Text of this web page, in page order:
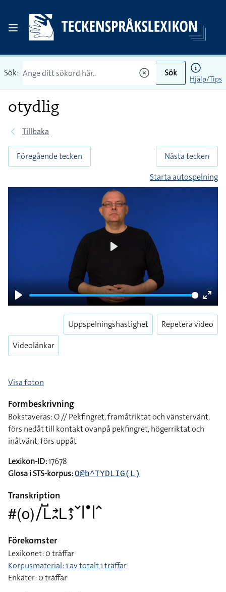
Sök: Sök
Hjälp/Tips
otydlig
Tillbaka
Föregående tecken
Nästa tecken
Starta autospelning
Play
Enter
Videolänkar
Uppspelningshastighet Repetera video
Visa foton
Formbeskrivning
Bokstaveras: O // Pekfingret, framåtriktat och vänstervänt,
förs nedåt till kontakt ovanpå pekfingret, högerriktat och
inåtvänt, förs uppåt
Lexikon-ID:17678
Glosa i STS-korpus:O@b^TYDLIG(L)
Transkription
#(o)􌥠􌥈􌤹􌥔􌥘􌥈􌤴􌤶􌥧􌥼􌤟􌥼􌥦
Förekomster
Lexikonet: 0 träffar
Korpusmaterial: 1 av totalt 1 träffar
Enkäter: 0 träffar